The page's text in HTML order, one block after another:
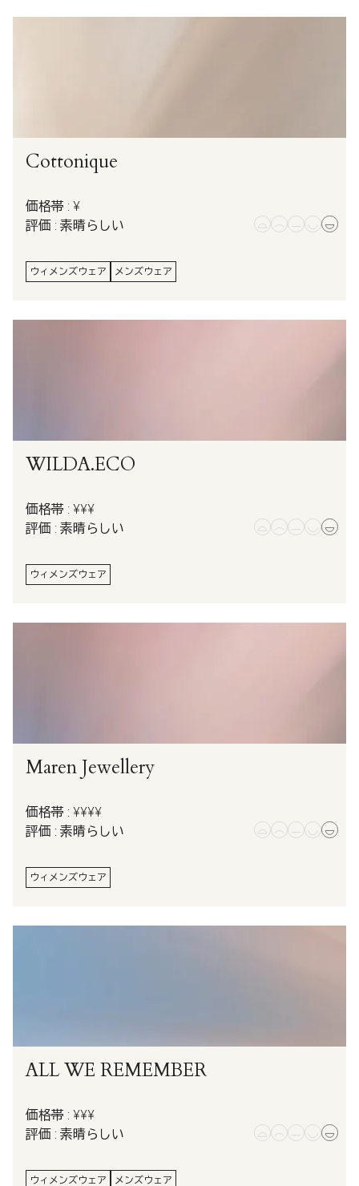
Cottonique
価格帯 : ¥
評価 : 素晴らしい
ウィメンズウェア メンズウェア
WILDA.ECO
価格帯 : ¥¥¥
評価 : 素晴らしい
ウィメンズウェア
Maren Jewellery
価格帯 : ¥¥¥¥
評価 : 素晴らしい
ウィメンズウェア
ALL WE REMEMBER
価格帯 : ¥¥¥
評価 : 素晴らしい
ウィメンズウェア メンズウェア